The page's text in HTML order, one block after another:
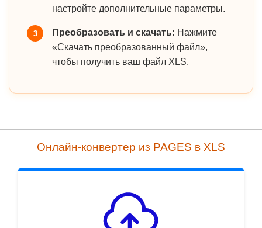
настройте дополнительные параметры.
3 Преобразовать и скачать: Нажмите
«Скачать преобразованный файл»,
чтобы получить ваш файл XLS.
Онлайн-конвертер из PAGES в XLS